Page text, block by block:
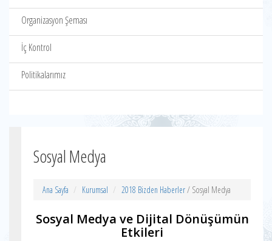
Organizasyon Şeması
İç Kontrol
Politikalarımız
Sosyal Medya
Ana Sayfa Kurumsal 2018 Bizden Haberler/ Sosyal Medya
Sosyal Medya ve Dijital Dönüşümün
Etkileri